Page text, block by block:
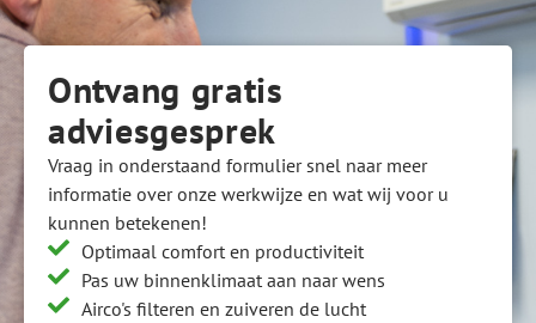
Ontvang gratis
adviesgesprek
Vraag in onderstaand formulier snel naar meer
informatie over onze werkwijze en wat wij voor u
kunnen betekenen!
Optimaal comfort en productiviteit
Pas uw binnenklimaat aan naar wens
Airco's filteren en zuiveren de lucht